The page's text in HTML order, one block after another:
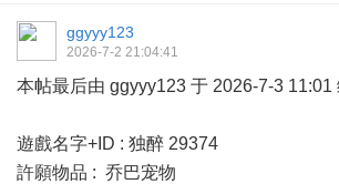
ggyyy123
2026-7-2 21:04:41
本帖最后由 ggyyy123 于 2026-7-3 11:01
遊戲名字+ID : 独醉 29374
許願物品 : 乔巴宠物